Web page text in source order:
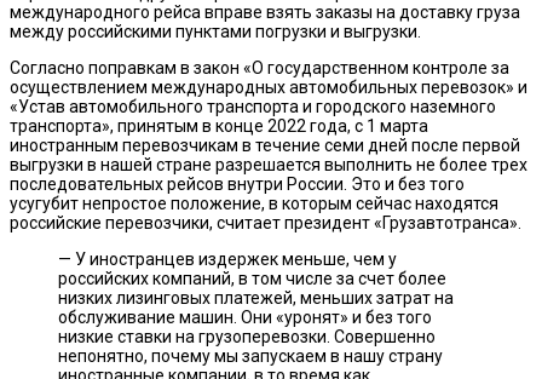
международного рейса вправе взять заказы на доставку груза
между российскими пунктами погрузки и выгрузки.
Согласно поправкам в закон «О государственном контроле за
осуществлением международных автомобильных перевозок» и
«Устав автомобильного транспорта и городского наземного
транспорта», принятым в конце 2022 года, с 1 марта
иностранным перевозчикам в течение семи дней после первой
выгрузки в нашей стране разрешается выполнить не более трех
последовательных рейсов внутри России. Это и без того
усугубит непростое положение, в которым сейчас находятся
российские перевозчики, считает президент «Грузавтотранса».
— У иностранцев издержек меньше, чем у
российских компаний, в том числе за счет более
низких лизинговых платежей, меньших затрат на
обслуживание машин. Они «уронят» и без того
низкие ставки на грузоперевозки. Совершенно
непонятно, почему мы запускаем в нашу страну